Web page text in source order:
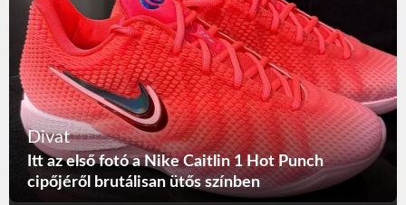
Divat
Itt az első fotó a Nike Caitlin 1 Hot Punch
cipőjéről brutálisan ütős színben